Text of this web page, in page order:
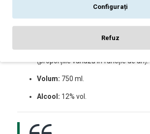
Champagne AOC (Brut
Cupaj:Pinot Noir, Chardonnay,
(proporțiile variază în funcție de an).
Volum: 750 ml.
Alcool: 12% vol.
Configurați
Refuz